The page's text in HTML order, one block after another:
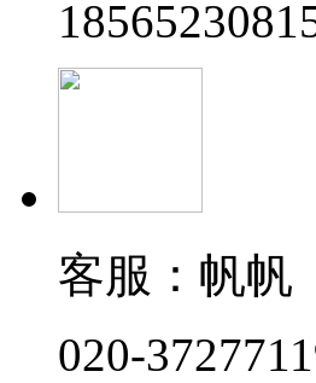
客服：帆帆
020-